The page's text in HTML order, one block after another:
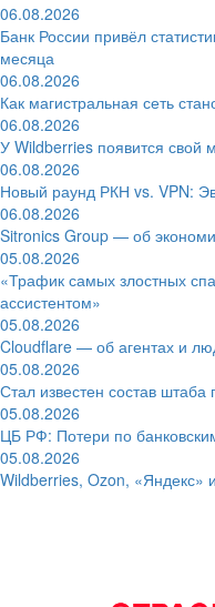
06.08.2026
Банк России привёл
месяца
06.08.2026
Как магистральная сеть
06.08.2026
У Wildberries появится свой
06.08.2026
Новый раунд РКН vs. VPN:
06.08.2026
Sitronics Group — об
05.08.2026
«Трафик самых злостных
ассистентом»
05.08.2026
Cloudflare — об агентах и
05.08.2026
Стал известен состав
05.08.2026
ЦБ РФ: Потери по
05.08.2026
Wildberries, Ozon,